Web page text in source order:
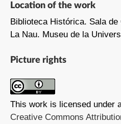
Location of the work
Biblioteca Histórica. Sala de
La Nau. Museu de la
Picture rights
This work is licensed under
Creative Commons